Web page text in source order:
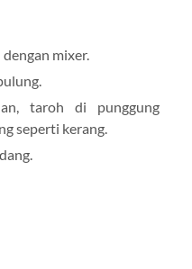
mixer.
taroh di punggung
seperti kerang.